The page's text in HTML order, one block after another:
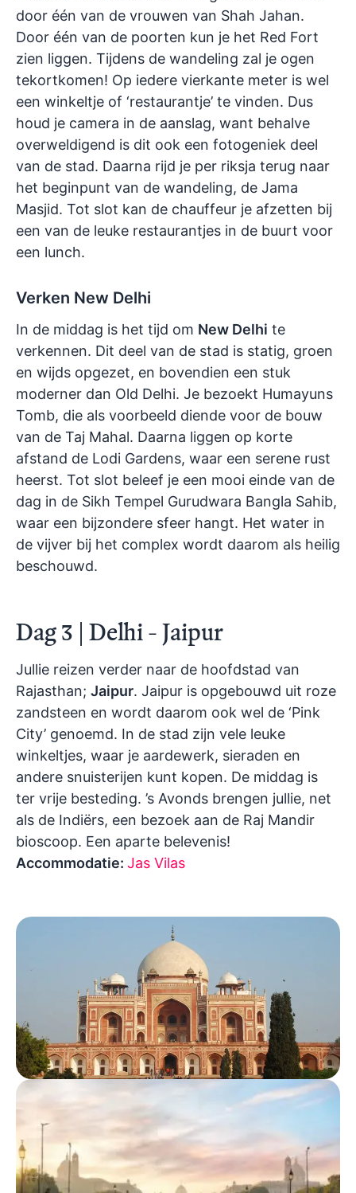
door één van de vrouwen van Shah Jahan.
Door één van de poorten kun je het Red Fort
zien liggen. Tijdens de wandeling zal je ogen
tekortkomen! Op iedere vierkante meter is wel
een winkeltje of ‘restaurantje’ te vinden. Dus
houd je camera in de aanslag, want behalve
overweldigend is dit ook een fotogeniek deel
van de stad. Daarna rijd je per riksja terug naar
het beginpunt van de wandeling, de Jama
Masjid. Tot slot kan de chauffeur je afzetten bij
een van de leuke restaurantjes in de buurt voor
een lunch.
Verken New Delhi
In de middag is het tijd om New Delhi te
verkennen. Dit deel van de stad is statig, groen
en wijds opgezet, en bovendien een stuk
moderner dan Old Delhi. Je bezoekt Humayuns
Tomb, die als voorbeeld diende voor de bouw
van de Taj Mahal. Daarna liggen op korte
afstand de Lodi Gardens, waar een serene rust
heerst. Tot slot beleef je een mooi einde van de
dag in de Sikh Tempel Gurudwara Bangla Sahib,
waar een bijzondere sfeer hangt. Het water in
de vijver bij het complex wordt daarom als heilig
beschouwd.
Dag 3 | Delhi - Jaipur
Jullie reizen verder naar de hoofdstad van
Rajasthan; Jaipur. Jaipur is opgebouwd uit roze
zandsteen en wordt daarom ook wel de ‘Pink
City’ genoemd. In de stad zijn vele leuke
winkeltjes, waar je aardewerk, sieraden en
andere snuisterijen kunt kopen. De middag is
ter vrije besteding. ’s Avonds brengen jullie, net
als de Indiërs, een bezoek aan de Raj Mandir
bioscoop. Een aparte belevenis!
Accommodatie: Jas Vilas